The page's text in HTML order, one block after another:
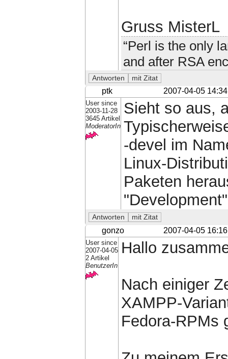
Gruss MisterL
“Perl is the only
and after RSA
ptk 2007-04-05 14:34
User since
2003-11-28
3645 Artikel
ModeratorIn
Sieht so aus,
-devel im
Linux-
Paketen
gonzo 2007-04-05 16:16
User since
2007-04-05
2 Artikel
BenutzerIn
Hallo
Nach einiger
XAMPP-
Fedora-RPMs